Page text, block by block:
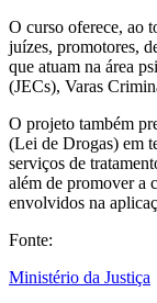
O curso oferece, ao
juízes, promotores,
que atuam na área
(JECs), Varas
O projeto também
(Lei de Drogas) em
serviços de
além de promover a
envolvidos na
Fonte:
Ministério da Justiça